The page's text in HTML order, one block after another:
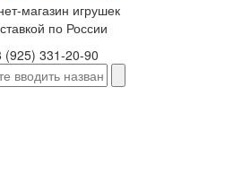
магазин игрушек
по России
(925) 331-20-90